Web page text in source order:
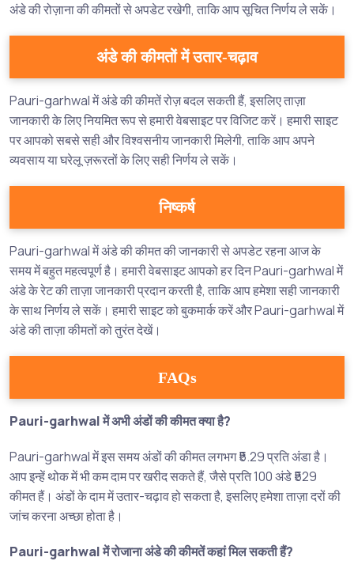
अंडे की रोज़ाना की कीमतों से अपडेट रखेगी, ताकि आप सूचित निर्णय ले सकें।
अंडे की कीमतों में उतार-चढ़ाव
Pauri-garhwal में अंडे की कीमतें रोज़ बदल सकती हैं, इसलिए ताज़ा
जानकारी के लिए नियमित रूप से हमारी वेबसाइट पर विजिट करें। हमारी साइट
पर आपको सबसे सही और विश्वसनीय जानकारी मिलेगी, ताकि आप अपने
व्यवसाय या घरेलू ज़रूरतों के लिए सही निर्णय ले सकें।
निष्कर्ष
Pauri-garhwal में अंडे की कीमत की जानकारी से अपडेट रहना आज के
समय में बहुत महत्वपूर्ण है। हमारी वेबसाइट आपको हर दिन Pauri-garhwal में
अंडे के रेट की ताज़ा जानकारी प्रदान करती है, ताकि आप हमेशा सही जानकारी
के साथ निर्णय ले सकें। हमारी साइट को बुकमार्क करें और Pauri-garhwal में
अंडे की ताज़ा कीमतों को तुरंत देखें।
FAQs
Pauri-garhwal में अभी अंडों की कीमत क्या है?
Pauri-garhwal में इस समय अंडों की कीमत लगभग ₹5.29 प्रति अंडा है।
आप इन्हें थोक में भी कम दाम पर खरीद सकते हैं, जैसे प्रति 100 अंडे ₹529
कीमत हैं। अंडों के दाम में उतार-चढ़ाव हो सकता है, इसलिए हमेशा ताज़ा दरों की
जांच करना अच्छा होता है।
Pauri-garhwal में रोजाना अंडे की कीमतें कहां मिल सकती हैं?